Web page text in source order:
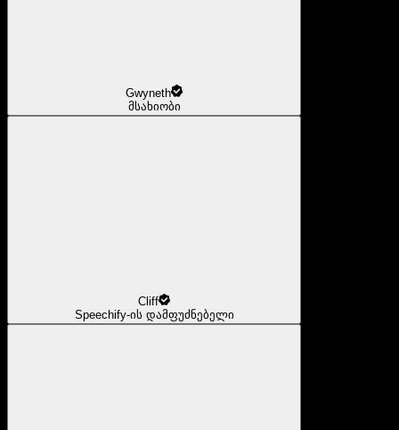
Gwyneth
მსახიობი
Cliff
Speechify-ის დამფუძნებელი